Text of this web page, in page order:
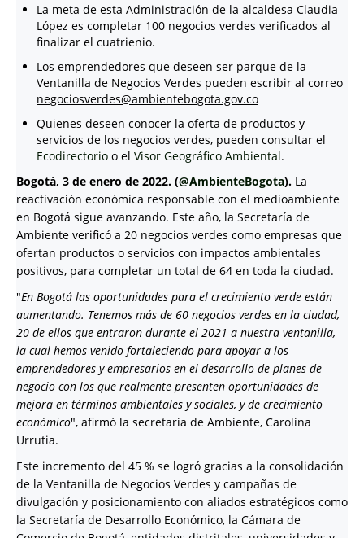
La meta de esta Administración de la alcaldesa Claudia
López es completar 100 negocios verdes verificados al
finalizar el cuatrienio.
Los emprendedores que deseen ser parque de la
Ventanilla de Negocios Verdes pueden escribir al correo
negociosverdes@ambientebogota.gov.co
Quienes deseen conocer la oferta de productos y
servicios de los negocios verdes, pueden consultar el
Ecodirectorio o el Visor Geográfico Ambiental.
Bogotá, 3 de enero de 2022. (@AmbienteBogota). La
reactivación económica responsable con el medioambiente
en Bogotá sigue avanzando. Este año, la Secretaría de
Ambiente verificó a 20 negocios verdes como empresas que
ofertan productos o servicios con impactos ambientales
positivos, para completar un total de 64 en toda la ciudad.
"En Bogotá las oportunidades para el crecimiento verde están
aumentando. Tenemos más de 60 negocios verdes en la ciudad,
20 de ellos que entraron durante el 2021 a nuestra ventanilla,
la cual hemos venido fortaleciendo para apoyar a los
emprendedores y empresarios en el desarrollo de planes de
negocio con los que realmente presenten oportunidades de
mejora en términos ambientales y sociales, y de crecimiento
económico", afirmó la secretaria de Ambiente, Carolina
Urrutia.
Este incremento del 45 % se logró gracias a la consolidación
de la Ventanilla de Negocios Verdes y campañas de
divulgación y posicionamiento con aliados estratégicos como
la Secretaría de Desarrollo Económico, la Cámara de